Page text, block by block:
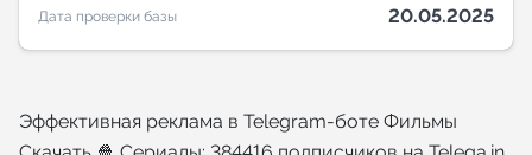
Дата проверки базы 20.05.2025
Эффективная реклама в Telegram-боте Фильмы